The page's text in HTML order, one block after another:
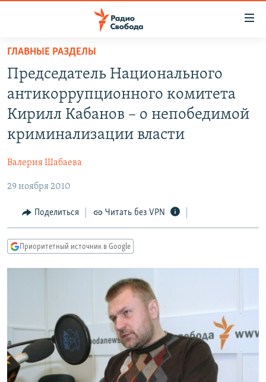
упрощенного
доступа
основному
содержанию
Вернутся
навигации
Вернутся
поиску
ПОДКАСТЫ
АВТОРСКИЕ ПРОЕКТЫ
КУЛЬТУРА
IDEL.РЕАЛИИ
КАВКАЗ.РЕАЛИИ
СИБИРЬ.РЕАЛИИ
РАСПИСАНИЕ ВЕЩАНИЯ
ПОДПИШИТЕСЬ НА РАССЫЛКУ
СОЦИАЛЬНЫЕ СЕТИ
ГЛАВНЫЕ РАЗДЕЛЫ
Председатель Национального
антикоррупционного комитета
Кирилл Кабанов – о непобедимой
криминализации власти
Валерия Шабаева
29 ноября 2010
Поделиться Читать без VPN
Приоритетный источник в Google